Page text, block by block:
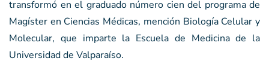
transformó en el graduado número cien del programa de
Magíster en Ciencias Médicas, mención Biología Celular y
Molecular, que imparte la Escuela de Medicina de la
Universidad de Valparaíso.